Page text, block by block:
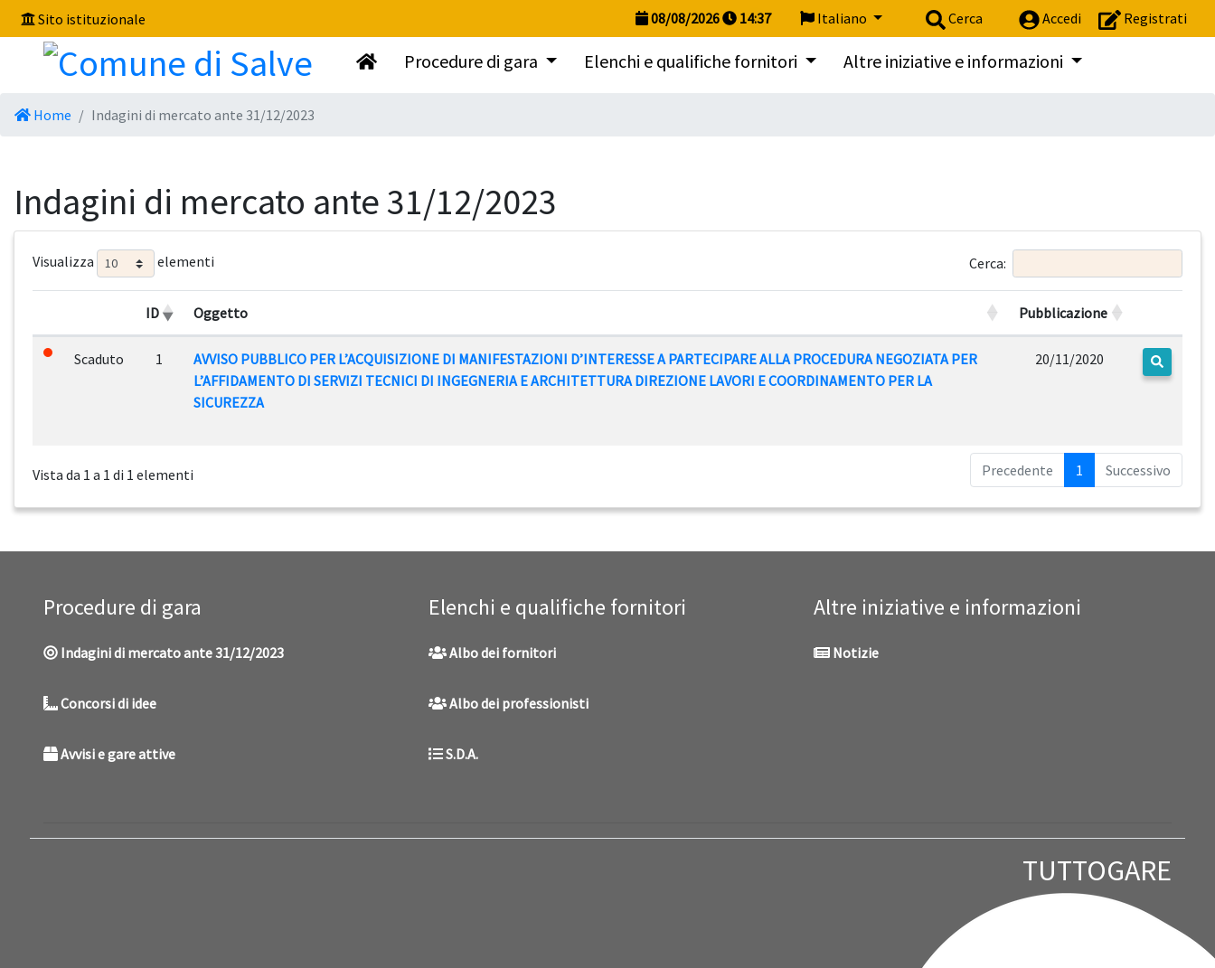
Sito istituzionale Accedi Registrati
Cerca
Italiano
08/08/2026 14:37
Procedure di gara Elenchi e qualifiche fornitori Altre iniziative e informazioni
Home Indagini di mercato ante 31/12/2023
Indagini di mercato ante 31/12/2023
Visualizza elementi Cerca:
ID Oggetto Pubblicazione
Scaduto 1
AVVISO PUBBLICO PER L’ACQUISIZIONE DI MANIFESTAZIONI D’INTERESSE A PARTECIPARE ALLA PROCEDURA NEGOZIATA PER
L’AFFIDAMENTO DI SERVIZI TECNICI DI INGEGNERIA E ARCHITETTURA DIREZIONE LAVORI E COORDINAMENTO PER LA
SICUREZZA
20/11/2020
Vista da 1 a 1 di 1 elementi Precedente 1 Successivo
Procedure di gara
Indagini di mercato ante 31/12/2023
Concorsi di idee
Avvisi e gare attive
Elenchi e qualifiche fornitori
Albo dei fornitori
Albo dei professionisti
S.D.A.
Altre iniziative e informazioni
Notizie
TUTTOGARE